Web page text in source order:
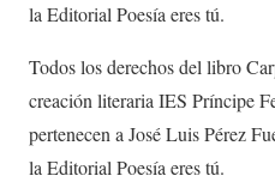
la Editorial Poesía eres tú.
Todos los derechos del libro
creación literaria IES Príncipe
pertenecen a José Luis Pérez
la Editorial Poesía eres tú.